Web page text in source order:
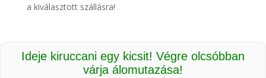
a kiválasztott szállásra!
Ideje kiruccani egy kicsit! Végre olcsóbban
várja álomutazása!